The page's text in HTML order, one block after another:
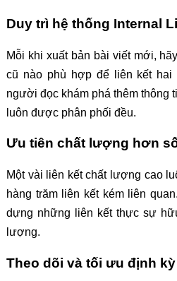
Duy trì hệ thống Internal
Mỗi khi xuất bản bài viết mới,
cũ nào phù hợp để liên kết hai
người đọc khám phá thêm thông
luôn được phân phối đều.
Ưu tiên chất lượng hơn
Một vài liên kết chất lượng cao
hàng trăm liên kết kém liên
dựng những liên kết thực sự
lượng.
Theo dõi và tối ưu định kỳ